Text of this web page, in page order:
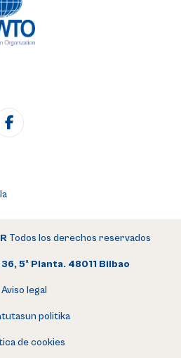
Todos los derechos reservados
5ª Planta. 48011 Bilbao
Aviso legal
politika
de cookies